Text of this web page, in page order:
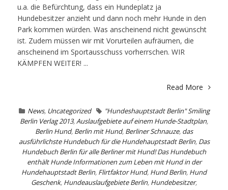
u.a. die Befürchtung, dass ein Hundeplatz ja
Hundebesitzer anzieht und dann noch mehr Hunde in den
Park kommen würden. Was anscheinend nicht gewünscht
ist. Zudem müssen wir mit Vorurteilen aufräumen, die
anscheinend im Sportausschuss vorherrschen. WIR
KÄMPFEN WEITER! ...
Read More
News, Uncategorized
"Hundeshauptstadt Berlin" Smiling
Berlin Verlag 2013,Auslaufgebiete auf einem Hunde-Stadtplan,
Berlin Hund, Berlin mit Hund, Berliner Schnauze, das
ausführlichste Hundebuch für die Hundehauptstadt Berlin, Das
Hundebuch Berlin für alle Berliner mit Hund! Das Hundebuch
enthält Hunde Informationen zum Leben mit Hund in der
Hundehauptstadt Berlin, Flirtfaktor Hund, Hund Berlin, Hund
Geschenk, Hundeauslaufgebiete Berlin, Hundebesitzer,